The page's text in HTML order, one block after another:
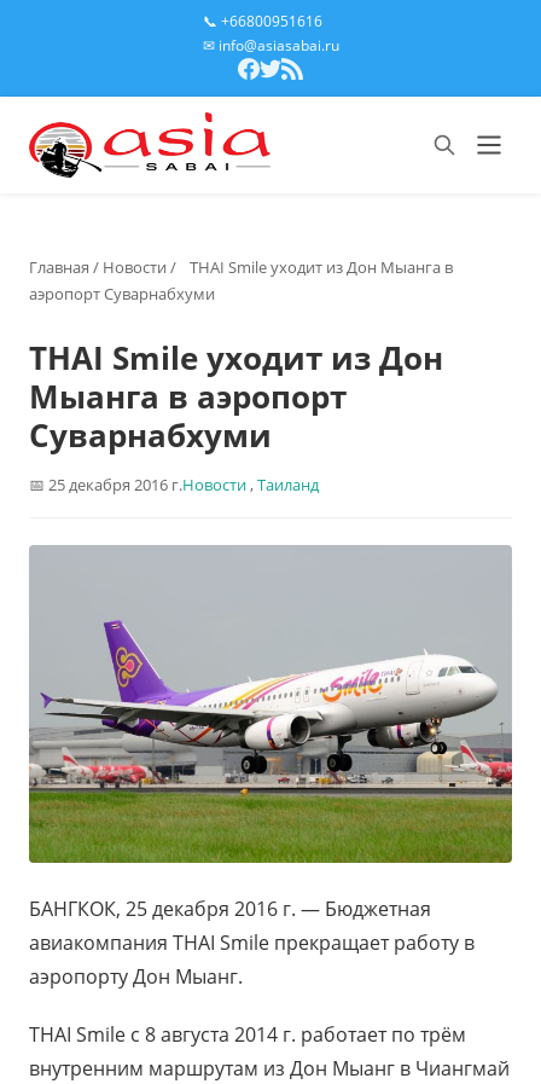
📞 +66800951616
✉ info@asiasabai.ru
Главная / Новости /
THAI Smile уходит из Дон Мыанга в
аэропорт Суварнабхуми
THAI Smile уходит из Дон
Мыанга в аэропорт
Суварнабхуми
25 декабря 2016 г.Новости,Таиланд
БАНГКОК, 25 декабря 2016 г. — Бюджетная
авиакомпания THAI Smile прекращает работу в
аэропорту Дон Мыанг.
THAI Smile с 8 августа 2014 г. работает по трём
внутренним маршрутам из Дон Мыанг в Чиангмай